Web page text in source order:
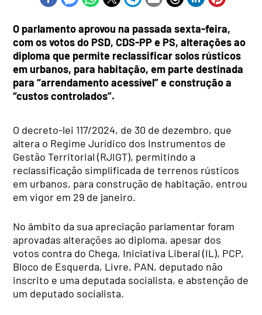
O parlamento aprovou na passada sexta-feira,
com os votos do PSD, CDS-PP e PS, alterações ao
diploma que permite reclassificar solos rústicos
em urbanos, para habitação, em parte destinada
para “arrendamento acessível” e construção a
“custos controlados”.
O decreto-lei 117/2024, de 30 de dezembro, que
altera o Regime Jurídico dos Instrumentos de
Gestão Territorial (RJIGT), permitindo a
reclassificação simplificada de terrenos rústicos
em urbanos, para construção de habitação, entrou
em vigor em 29 de janeiro.
No âmbito da sua apreciação parlamentar foram
aprovadas alterações ao diploma, apesar dos
votos contra do Chega, Iniciativa Liberal (IL), PCP,
Bloco de Esquerda, Livre, PAN, deputado não
inscrito e uma deputada socialista, e abstenção de
um deputado socialista.